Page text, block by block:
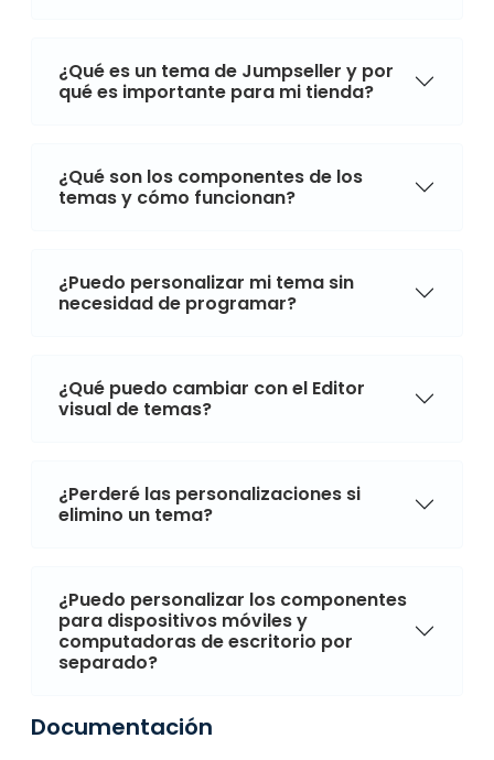
¿Qué es un tema de Jumpseller y por
qué es importante para mi tienda?
¿Qué son los componentes de los
temas y cómo funcionan?
¿Puedo personalizar mi tema sin
necesidad de programar?
¿Qué puedo cambiar con el Editor
visual de temas?
¿Perderé las personalizaciones si
elimino un tema?
¿Puedo personalizar los componentes
para dispositivos móviles y
computadoras de escritorio por
separado?
Documentación